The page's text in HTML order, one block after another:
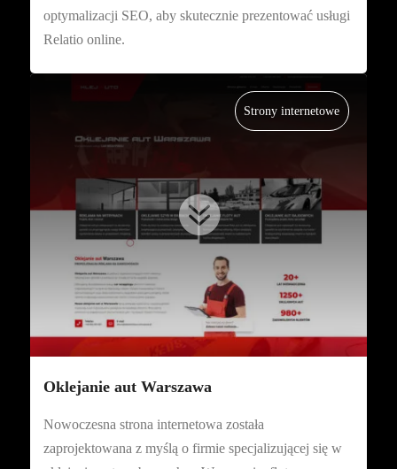
optymalizacji SEO, aby skutecznie prezentować usługi
Relatio online.
Strony internetowe

Oklejanie aut Warszawa
Nowoczesna strona internetowa została
zaprojektowana z myślą o firmie specjalizującej się w